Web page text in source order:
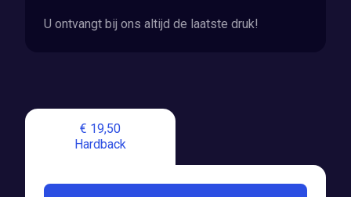
€ 19,50
Hardback
U ontvangt bij ons altijd de laatste druk!